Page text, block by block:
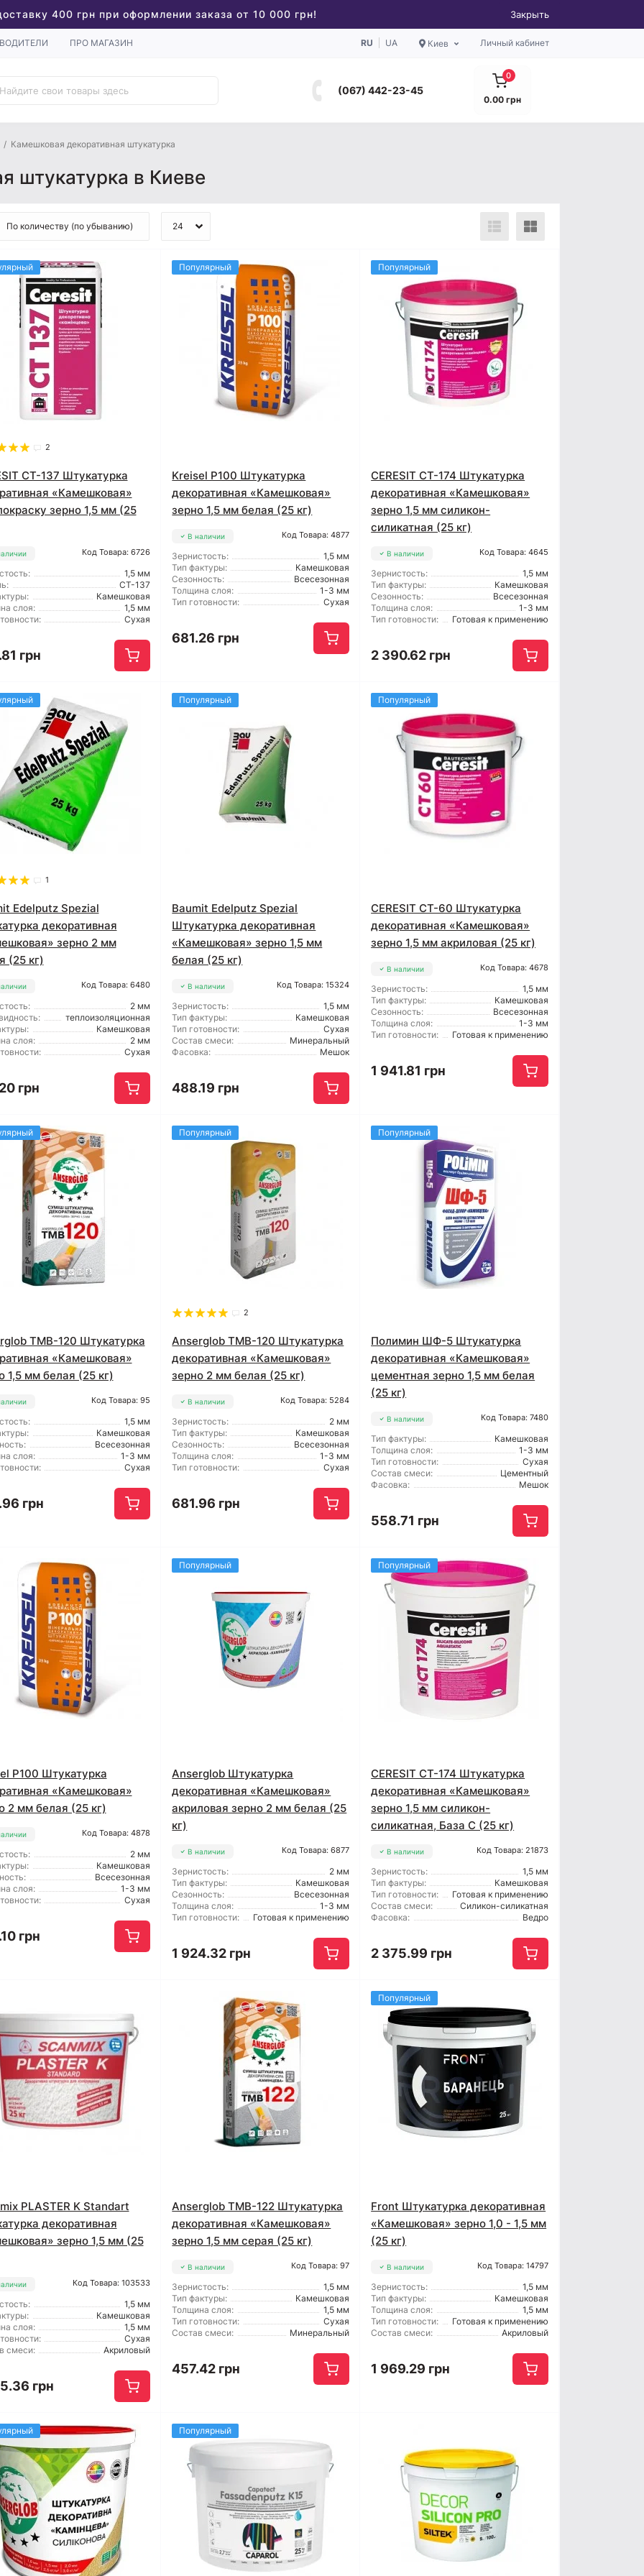
400 грн при оформлении заказа от 10 000 грн! Закрыть
ПРО МАГАЗИН RU UA Киев Личный кабинет
(067) 442-23-45
0
0.00 грн
Камешковая декоративная штукатурка
штукатурка в Киеве
2
CT-137 Штукатурка
«Камешковая»
зерно 1,5 мм (25
Код Товара: 6726
1,5 мм
CT-137
Камешковая
слоя:
1,5 мм
Сухая
грн
Популярный
Kreisel P100 Штукатурка
декоративная «Камешковая»
зерно 1,5 мм белая (25 кг)
В наличии Код Товара: 4877
Зернистость:
1,5 мм
Тип фактуры:
Камешковая
Сезонность:
Всесезонная
Толщина слоя:
1-3 мм
Тип готовности:
Сухая
681.26 грн
Популярный
CERESIT CT-174 Штукатурка
декоративная «Камешковая»
зерно 1,5 мм силикон-
силикатная (25 кг)
В наличии Код Товара: 4645
Зернистость:
1,5 мм
Тип фактуры:
Камешковая
Сезонность:
Всесезонная
Толщина слоя:
1-3 мм
Тип готовности:
Готовая к применению
2 390.62 грн
1
Edelputz Spezial
декоративная
зерно 2 мм
(25 кг)
Код Товара: 6480
2 мм
теплоизоляционная
Камешковая
слоя:
2 мм
Сухая
грн
Популярный
Baumit Edelputz Spezial
Штукатурка декоративная
«Камешковая» зерно 1,5 мм
белая (25 кг)
В наличии Код Товара: 15324
Зернистость:
1,5 мм
Тип фактуры:
Камешковая
Тип готовности:
Сухая
Состав смеси:
Минеральный
Фасовка:
Мешок
488.19 грн
Популярный
CERESIT CT-60 Штукатурка
декоративная «Камешковая»
зерно 1,5 мм акриловая (25 кг)
В наличии Код Товара: 4678
Зернистость:
1,5 мм
Тип фактуры:
Камешковая
Сезонность:
Всесезонная
Толщина слоя:
1-3 мм
Тип готовности:
Готовая к применению
1 941.81 грн
TMB-120 Штукатурка
«Камешковая»
1,5 мм белая (25 кг)
Код Товара: 95
1,5 мм
Камешковая
Всесезонная
слоя:
1-3 мм
Сухая
грн
Популярный
2
Anserglob TMB-120 Штукатурка
декоративная «Камешковая»
зерно 2 мм белая (25 кг)
В наличии Код Товара: 5284
Зернистость:
2 мм
Тип фактуры:
Камешковая
Сезонность:
Всесезонная
Толщина слоя:
1-3 мм
Тип готовности:
Сухая
681.96 грн
Популярный
Полимин ШФ-5 Штукатурка
декоративная «Камешковая»
цементная зерно 1,5 мм белая
(25 кг)
В наличии Код Товара: 7480
Тип фактуры:
Камешковая
Толщина слоя:
1-3 мм
Тип готовности:
Сухая
Состав смеси:
Цементный
Фасовка:
Мешок
558.71 грн
P100 Штукатурка
«Камешковая»
2 мм белая (25 кг)
Код Товара: 4878
2 мм
Камешковая
Всесезонная
слоя:
1-3 мм
Сухая
грн
Популярный
Anserglob Штукатурка
декоративная «Камешковая»
акриловая зерно 2 мм белая (25
кг)
В наличии Код Товара: 6877
Зернистость:
2 мм
Тип фактуры:
Камешковая
Сезонность:
Всесезонная
Толщина слоя:
1-3 мм
Тип готовности:
Готовая к применению
1 924.32 грн
Популярный
CERESIT CT-174 Штукатурка
декоративная «Камешковая»
зерно 1,5 мм силикон-
силикатная, База C (25 кг)
В наличии Код Товара: 21873
Зернистость:
1,5 мм
Тип фактуры:
Камешковая
Тип готовности:
Готовая к применению
Состав смеси:
Силикон-силикатная
Фасовка:
Ведро
2 375.99 грн
PLASTER K Standart
декоративная
зерно 1,5 мм (25
Код Товара: 103533
1,5 мм
Камешковая
слоя:
1,5 мм
Сухая
смеси:
Акриловый
грн
Anserglob TMB-122 Штукатурка
декоративная «Камешковая»
зерно 1,5 мм серая (25 кг)
В наличии Код Товара: 97
Зернистость:
1,5 мм
Тип фактуры:
Камешковая
Толщина слоя:
1,5 мм
Тип готовности:
Сухая
Состав смеси:
Минеральный
457.42 грн
Популярный
Front Штукатурка декоративная
«Камешковая» зерно 1,0 - 1,5 мм
(25 кг)
В наличии Код Товара: 14797
Зернистость:
1,5 мм
Тип фактуры:
Камешковая
Толщина слоя:
1,5 мм
Тип готовности:
Готовая к применению
Состав смеси:
Акриловый
1 969.29 грн
Популярный